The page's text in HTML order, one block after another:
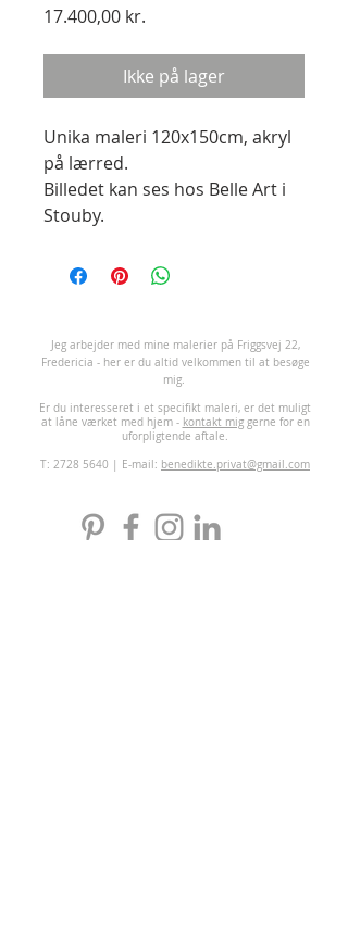
17.400,00 kr.
Ikke på lager
Unika maleri 120x150cm, akryl
på lærred.
Billedet kan ses hos Belle Art i
Stouby.
eg arbejder med mine malerier på Friggsvej 22,
Fredericia - her er du altid velkommen til at besøge
mig.
Er du interesseret i et specifikt maleri, er det muligt
at låne værket med hjem - kontakt miggerne for en
uforpligtende aftale.
T: 2728 5640 | E-mail: benedikte.privat@gmail.com